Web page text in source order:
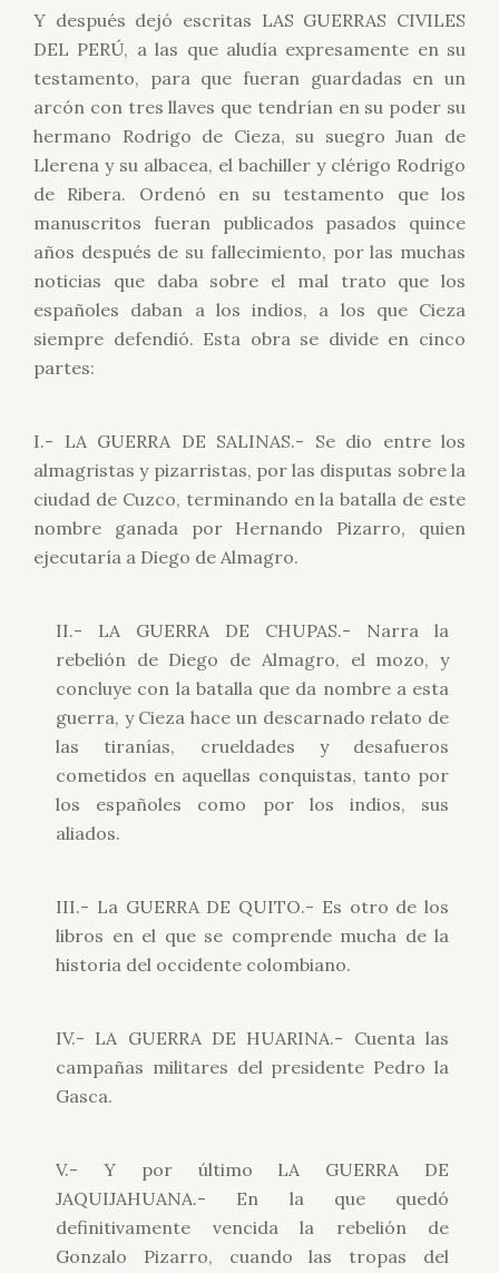
Y después dejó escritas LAS GUERRAS CIVILES
DEL PERÚ, a las que aludía expresamente en su
testamento, para que fueran guardadas en un
arcón con tres llaves que tendrían en su poder su
hermano Rodrigo de Cieza, su suegro Juan de
Llerena y su albacea, el bachiller y clérigo Rodrigo
de Ribera. Ordenó en su testamento que los
manuscritos fueran publicados pasados quince
años después de su fallecimiento, por las muchas
noticias que daba sobre el mal trato que los
españoles daban a los indios, a los que Cieza
siempre defendió. Esta obra se divide en cinco
partes:
I.- LA GUERRA DE SALINAS.- Se dio entre los
almagristas y pizarristas, por las disputas sobre la
ciudad de Cuzco, terminando en la batalla de este
nombre ganada por Hernando Pizarro, quien
ejecutaría a Diego de Almagro.
II.- LA GUERRA DE CHUPAS.- Narra la
rebelión de Diego de Almagro, el mozo, y
concluye con la batalla que da nombre a esta
guerra, y Cieza hace un descarnado relato de
las tiranías, crueldades y desafueros
cometidos en aquellas conquistas, tanto por
los españoles como por los indios, sus
aliados.
III.- La GUERRA DE QUITO.- Es otro de los
libros en el que se comprende mucha de la
historia del occidente colombiano.
IV.- LA GUERRA DE HUARINA.- Cuenta las
campañas militares del presidente Pedro la
Gasca.
V.- Y por último LA GUERRA DE
JAQUIJAHUANA.- En la que quedó
definitivamente vencida la rebelión de
Gonzalo Pizarro, cuando las tropas del